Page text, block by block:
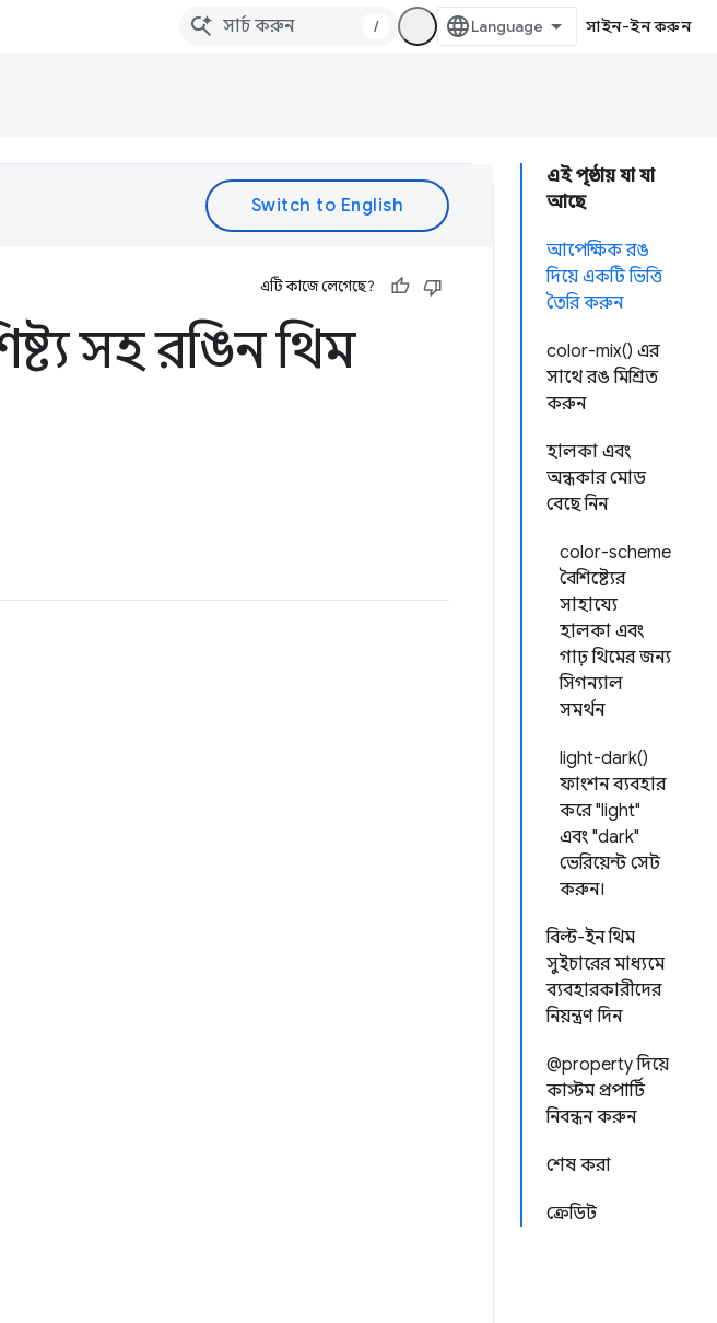
/ সাইন-ইন করুন
এই পৃষ্ঠায় যা যা
আছে
আপেক্ষিক রঙ
দিয়ে একটি ভিত্তি
তৈরি করুন
color-mix() এর
সাথে রঙ মিশ্রিত
করুন
হালকা এবং
অন্ধকার মোড
বেছে নিন
color-scheme
বৈশিষ্ট্যের
সাহায্যে
হালকা এবং
গাঢ় থিমের জন্য
সিগন্যাল
সমর্থন
light-dark()
ফাংশন ব্যবহার
করে "light"
এবং "dark"
ভেরিয়েন্ট সেট
করুন।
বিল্ট-ইন থিম
সুইচারের মাধ্যমে
ব্যবহারকারীদের
নিয়ন্ত্রণ দিন
@property দিয়ে
কাস্টম প্রপার্টি
নিবন্ধন করুন
শেষ করা
ক্রেডিট
এটি কাজে লেগেছে?
সহ রঙিন থিম